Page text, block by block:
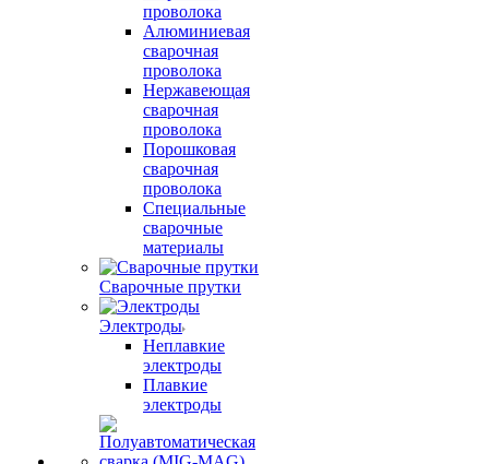
проволока
Алюминиевая
сварочная
проволока
Нержавеющая
сварочная
проволока
Порошковая
сварочная
проволока
Специальные
сварочные
материалы
Сварочные прутки
Электроды
Неплавкие
электроды
Плавкие
электроды